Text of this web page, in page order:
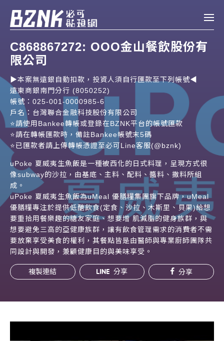
帳款轉讓
投資
申貸
企業融資
企業專案融資
個人融資
房屋副擔保融資
常見問題
帳款轉讓
企業專案融資
平台操作
註冊 登入
C868867272: OOO金山餐飲股份有
限公司
▶️本案無遠銀自動扣款，投資人須自行匯款至下列帳號◀️
遠東商銀南門分行 (8050252)
帳號：025-001-0000985-6
戶名：台灣聯合金融科技股份有限公司
⭐️請使用Bankee轉帳或登錄在BZNK平台的帳號匯款
⭐️請在轉帳匯款時，備註Bankee帳號末5碼
⭐️已匯款者請上傳轉帳憑證至必可Line客服(@bznk)
uPoke 夏威夷生魚飯是一種被西化的日式料理，呈現方式很
像subway的沙拉，由基底、主料、配料、醬料、撒料所組
成。
uPoke 夏威夷生魚飯為uMeal 優膳糧集團旗下品牌，uMeal
優膳糧專注於提供低醣飲食(定食、沙拉、木斯里、貝果)給想
要重拾用餐樂趣的糖友家庭、想要增 肌減脂的健身族群，與
想要避免三高的亞健康族群，讓有飲食管理需求的消費者不需
要放棄享受美食的權利，其餐點皆是由醫師與專業廚師團隊共
同設計與開發，兼顧健康目的與美味享受。
複製連結 分享 分享